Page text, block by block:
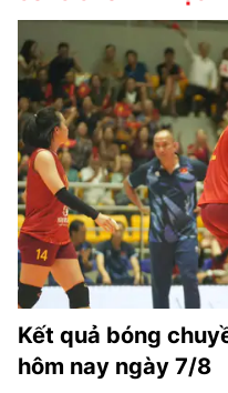
Kết quả bóng
hôm nay ngày 7/8